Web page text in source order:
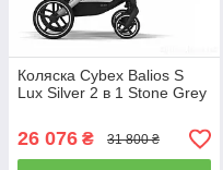
Коляска Cybex Balios S
Lux Silver 2 в 1 Stone Grey
26 076 ₴ 31 800 ₴